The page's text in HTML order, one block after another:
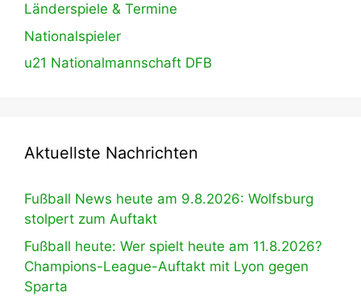
Länderspiele & Termine
Nationalspieler
u21 Nationalmannschaft DFB
Aktuellste Nachrichten
Fußball News heute am 9.8.2026: Wolfsburg
stolpert zum Auftakt
Fußball heute: Wer spielt heute am 11.8.2026?
Champions-League-Auftakt mit Lyon gegen
Sparta